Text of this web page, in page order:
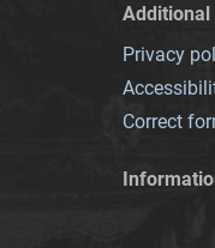
Privacy
Correct